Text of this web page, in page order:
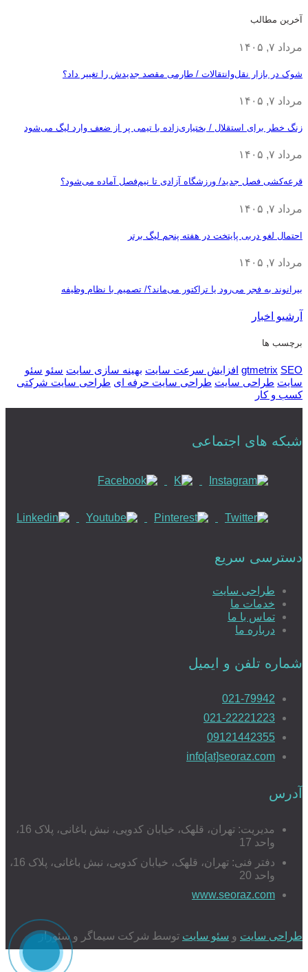
آخرین مطالب
مرداد ۷, ۱۴۰۵
شوک در بازار نقل‌وانتقالات / طارمی مقصد جدیدش را تغییر داد؟
مرداد ۷, ۱۴۰۵
زنگ خطر برای استقلال / بختیاری‌زاده با تیمی پر از ضعف وارد لیگ می‌شود
مرداد ۷, ۱۴۰۵
قرعه‎‌کشی فصل جدید/ ورزشگاه آزادی تا نیم‌فصل آماده می‌شود؟
مرداد ۷, ۱۴۰۵
احتمال لغو دربی پایتخت در هفته پنجم لیگ برتر
مرداد ۷, ۱۴۰۵
بیرانوند به فجر می‌رود یا تراکتور می‌ماند؟/ تصمیم با نظام وظیفه
آرشیو اخبار
برچسب ها
gtmetrix SEO افزایش سرعت سایت بهینه سازی سایت سئو سئو
سایت طراحی سایت طراحی سایت حرفه ای طراحی سایت شرکتی
کسب و کار
شبکه های اجتماعی
دسترسی سریع
طراحی سایت
خدمات ما
تماس با ما
درباره ما
شماره تلفن و ایمیل
021-79942
021-22221223
09121442355
info[at]seoraz.com
آدرس
مدیریت: تهران، قلهک، خیابان کدویی، نبش باغانی، پلاک 16،
واحد 17
دفتر فنی: تهران، قلهک، خیابان کدویی، نبش باغانی، پلاک 16،
واحد 20
www.seoraz.com
طراحی سایت و سئو سایت توسط شرکت سیماگر و سئوراز